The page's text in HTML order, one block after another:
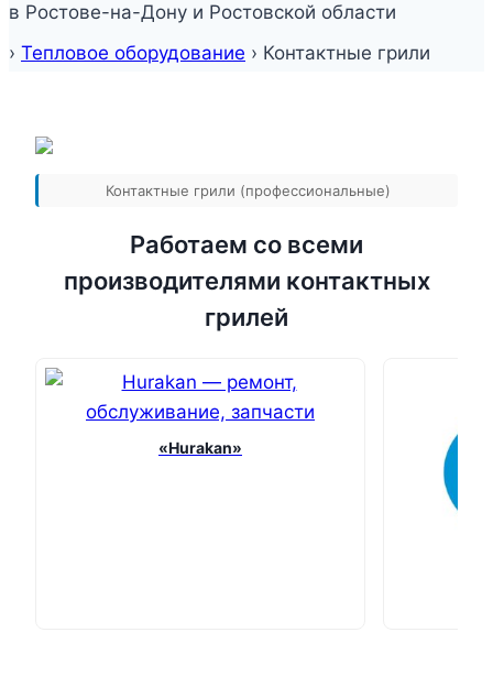
в Ростове-на-Дону и Ростовской области
› Тепловое оборудование › Контактные грили
Контактные грили (профессиональные)
Работаем со всеми
производителями контактных
грилей
«Hurakan»